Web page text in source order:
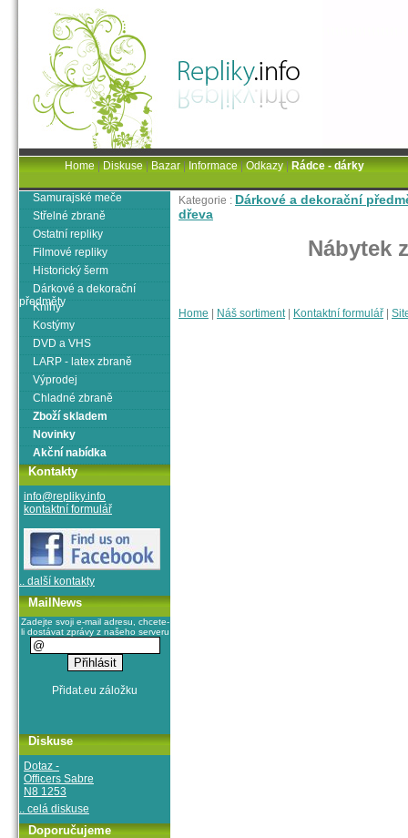
Kategorie : Dárkové a dekorační
dřeva
Nábytek
Home Náš sortiment| Kontaktní formulář
Samurajské meče
Střelné zbraně
Ostatní repliky
Filmové repliky
Historický šerm
Dárkové a dekorační
předměty
Knihy
Kostýmy
DVD a VHS
LARP - latex zbraně
Výprodej
Chladné zbraně
Zboží skladem
Novinky
Akční nabídka
Kontakty
info@repliky.info
kontaktní formulář
.. další kontakty
MailNews
Zadejte svoji e-mail adresu, chcete-
li dostávat zprávy z našeho serveru
Diskuse
Dotaz -
Officers Sabre
N8 1253
.. celá diskuse
Doporučujeme
Home|Diskuse|Bazar|Informace|Odkazy|Rádce - dárky